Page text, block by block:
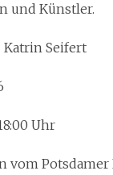
und Künstler.
Katrin Seifert
Uhr
vom